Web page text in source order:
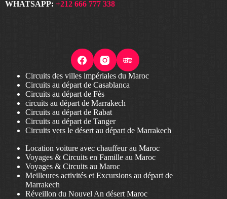
WHATSAPP: +212 666 777 338
Circuits des villes impériales du Maroc
Circuits au départ de Casablanca
Circuits au départ de Fès
circuits au départ de Marrakech
Circuits au départ de Rabat
Circuits au départ de Tanger
Circuits vers le désert au départ de Marrakech
Location voiture avec chauffeur au Maroc
Voyages & Circuits en Famille au Maroc
Voyages & Circuits au Maroc
Meilleures activités et Excursions au départ de
Marrakech
Réveillon du Nouvel An désert Maroc